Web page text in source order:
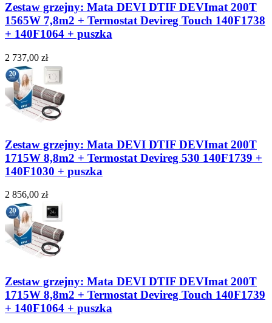
Zestaw grzejny: Mata DEVI DTIF DEVImat 200T
1565W 7,8m2 + Termostat Devireg Touch 140F1738
+ 140F1064 + puszka
2 737,00 zł
Zestaw grzejny: Mata DEVI DTIF DEVImat 200T
1715W 8,8m2 + Termostat Devireg 530 140F1739 +
140F1030 + puszka
2 856,00 zł
Zestaw grzejny: Mata DEVI DTIF DEVImat 200T
1715W 8,8m2 + Termostat Devireg Touch 140F1739
+ 140F1064 + puszka